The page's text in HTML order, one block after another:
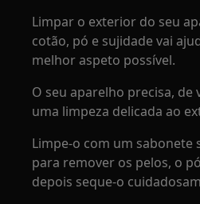
Limpar o exterior do seu
cotão, pó e sujidade vai
melhor aspeto possível.
O seu aparelho precisa, de
uma limpeza delicada ao
Limpe-o com um sabonete
para remover os pelos, o
depois seque-o